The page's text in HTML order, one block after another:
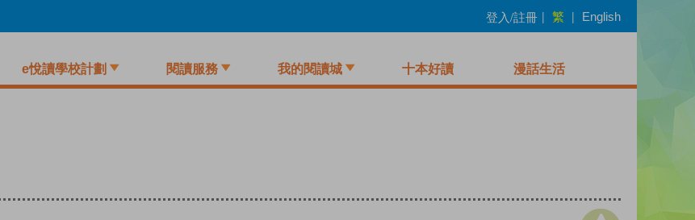
登入/註冊 | 繁 | English
e悅讀學校計劃 閱讀服務 我的閱讀城 十本好讀 漫話生活